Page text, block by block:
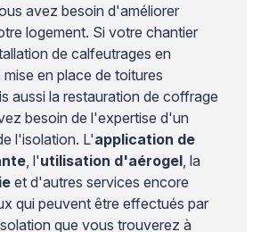
avez besoin d'améliorer
logement. Si votre chantier
de calfeutrages en
en place de toitures
aussi la restauration de coffrage
besoin de l'expertise d'un
l'isolation. L'application de
, l'utilisation d'aérogel, la
et d'autres services encore
qui peuvent être effectués par
que vous trouverez à